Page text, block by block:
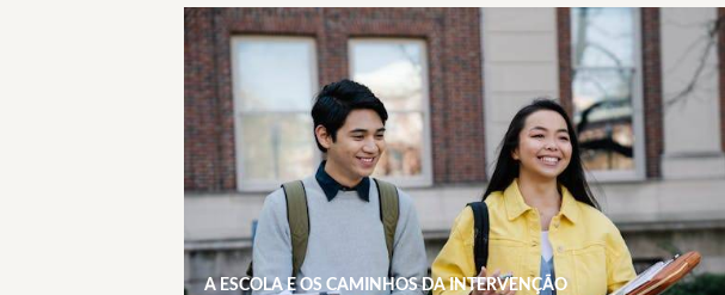
A ESCOLA E OS CAMINHOS DA INTERVENÇÃO